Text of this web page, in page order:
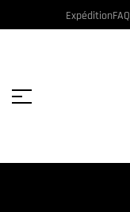
ExpéditionFAQ